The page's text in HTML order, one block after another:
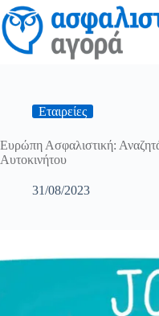
Εταιρείες
Ευρώπη Ασφαλιστική:
Αυτοκινήτου
31/08/2023